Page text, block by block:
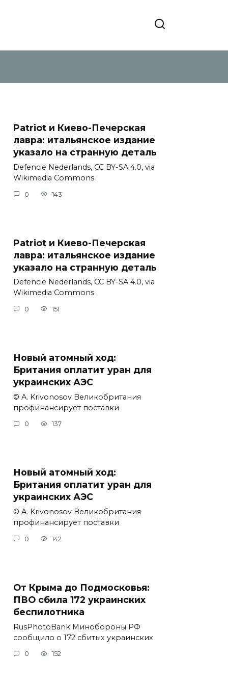
Patriot и Киево-Печерская
лавра: итальянское издание
указало на странную деталь
Defencie Nederlands, CC BY-SA 4.0, via
Wikimedia Commons
0 143
Patriot и Киево-Печерская
лавра: итальянское издание
указало на странную деталь
Defencie Nederlands, CC BY-SA 4.0, via
Wikimedia Commons
0 151
Новый атомный ход:
Британия оплатит уран для
украинских АЭС
© A. Krivonosov Великобритания
профинансирует поставки
0 137
Новый атомный ход:
Британия оплатит уран для
украинских АЭС
© A. Krivonosov Великобритания
профинансирует поставки
0 142
От Крыма до Подмосковья:
ПВО сбила 172 украинских
беспилотника
RusPhotoBank Минобороны РФ
сообщило о 172 сбитых украинских
0 152